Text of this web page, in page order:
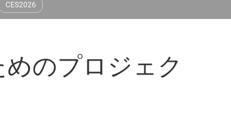
CES2026
のプロジェク